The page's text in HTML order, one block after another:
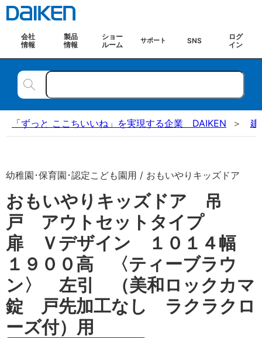
会社
情報
製品
情報
ショー
ルーム
サポート SNS
ログ
イン
「ずっと ここちいいね」を実現する企業 DAIKEN 建
幼稚園･保育園･認定こども園用 / おもいやりキッズドア
おもいやりキッズドア 吊
戸 アウトセットタイプ
扉 Ｖデザイン １０１４幅
１９００高 〈ティーブラウ
ン〉 左引 （美和ロックカマ
錠 戸先加工なし ラクラクロ
ーズ付）用